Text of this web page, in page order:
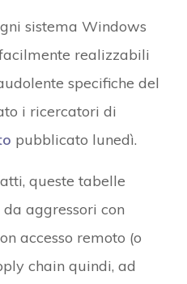
sistema Windows
realizzabili
specifiche del
i ricercatori di
pubblicato lunedì.
queste tabelle
aggressori con
accesso remoto (o
chain quindi, ad